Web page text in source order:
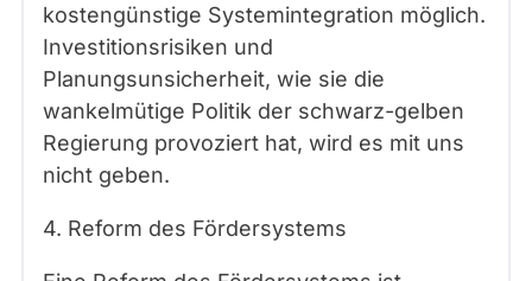
kostengünstige Systemintegration möglich.
Investitionsrisiken und
Planungsunsicherheit, wie sie die
wankelmütige Politik der schwarz-gelben
Regierung provoziert hat, wird es mit uns
nicht geben.
4. Reform des Fördersystems